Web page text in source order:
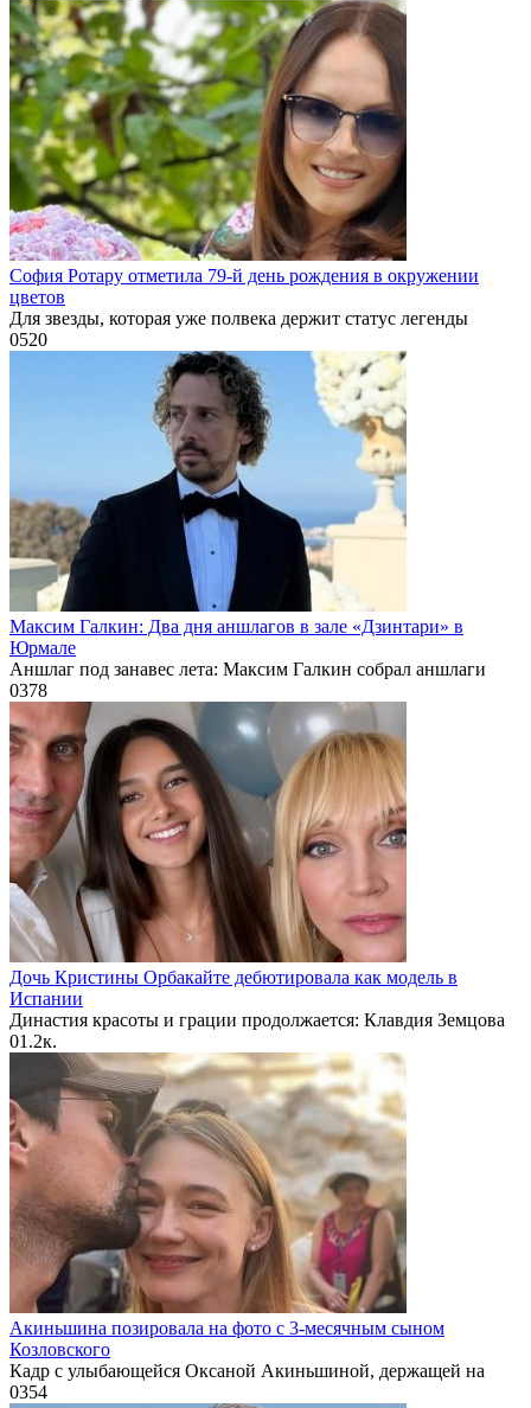
София Ротару отметила 79-й день рождения в окружении
цветов
Для звезды, которая уже полвека держит статус легенды
0520
Максим Галкин: Два дня аншлагов в зале «Дзинтари» в
Юрмале
Аншлаг под занавес лета: Максим Галкин собрал аншлаги
0378
Дочь Кристины Орбакайте дебютировала как модель в
Испании
Династия красоты и грации продолжается: Клавдия Земцова
01.2к.
Акиньшина позировала на фото с 3-месячным сыном
Козловского
Кадр с улыбающейся Оксаной Акиньшиной, держащей на
0354